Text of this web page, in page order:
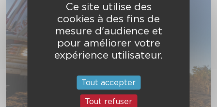
Ce site utilise des
cookies à des fins de
mesure d'audience et
pour améliorer votre
expérience utilisateur.
Tout accepter
Tout refuser